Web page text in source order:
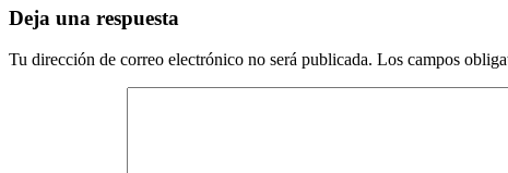
Deja una respuesta
Tu dirección de correo electrónico no será publicada. Los campos